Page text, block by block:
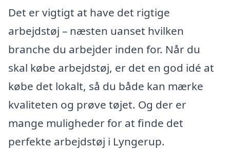
Det er vigtigt at have det rigtige
arbejdstøj – næsten uanset hvilken
branche du arbejder inden for. Når du
skal købe arbejdstøj, er det en god idé at
købe det lokalt, så du både kan mærke
kvaliteten og prøve tøjet. Og der er
mange muligheder for at finde det
perfekte arbejdstøj i Lyngerup.